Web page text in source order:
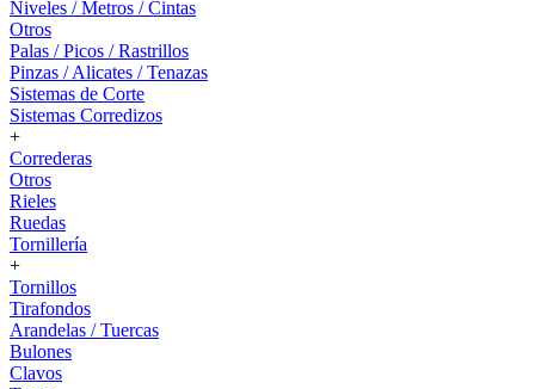
Niveles / Metros / Cintas
Otros
Palas / Picos / Rastrillos
Pinzas / Alicates / Tenazas
Sistemas de Corte
Sistemas Corredizos
+
Correderas
Otros
Rieles
Ruedas
Tornillería
+
Tornillos
Tirafondos
Arandelas / Tuercas
Bulones
Clavos